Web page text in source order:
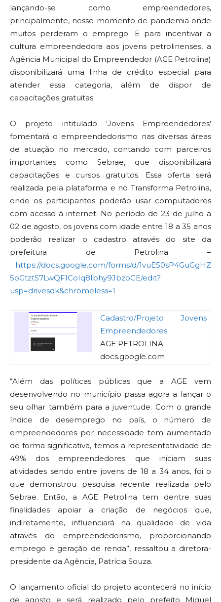
lançando-se como empreendedores,
principalmente, nesse momento de pandemia onde
muitos perderam o emprego. E para incentivar a
cultura empreendedora aos jovens petrolinenses, a
Agência Municipal do Empreendedor (AGE Petrolina)
disponibilizará uma linha de crédito especial para
atender essa categoria, além de dispor de
capacitações gratuitas.
O projeto intitulado ‘Jovens Empreendedores’
fomentará o empreendedorismo nas diversas áreas
de atuação no mercado, contando com parceiros
importantes como Sebrae, que disponibilizará
capacitações e cursos gratuitos. Essa oferta será
realizada pela plataforma e no Transforma Petrolina,
onde os participantes poderão usar computadores
com acesso à internet. No período de 23 de julho a
02 de agosto, os jovens com idade entre 18 a 35 anos
poderão realizar o cadastro através do site da
prefeitura de Petrolina –
https://docs.google.com/forms/d/1vuE50sP4GuGgHZ
5oGtztS7LwQFICoIq8Ibhy9JbzoCE/edit?
usp=drivesdk&chromeless=1
Cadastro/Projeto Jovens
Empreendedores
AGE PETROLINA
docs.google.com
“Além das políticas públicas que a AGE vem
desenvolvendo no município passa agora a lançar o
seu olhar também para a juventude. Com o grande
índice de desemprego no país, o número de
empreendedores por necessidade tem aumentado
de forma significativa, temos a representatividade de
49% dos empreendedores que iniciam suas
atividades sendo entre jovens de 18 a 34 anos, foi o
que demonstrou pesquisa recente realizada pelo
Sebrae. Então, a AGE Petrolina tem dentre suas
finalidades apoiar a criação de negócios que,
indiretamente, influenciará na qualidade de vida
através do empreendedorismo, proporcionando
emprego e geração de renda”, ressaltou a diretora-
presidente da Agência, Patrícia Souza.
O lançamento oficial do projeto acontecerá no início
de agosto e será realizado pelo prefeito Miguel